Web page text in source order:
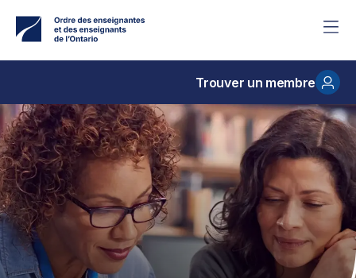
contenu
Trouver un membre